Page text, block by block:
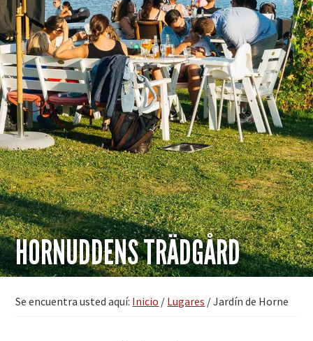
HORNUDDENS TRÄDGÅRD
Se encuentra usted aquí: Inicio / Lugares /Jardín de Horne